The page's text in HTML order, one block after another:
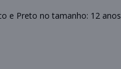
e Preto no tamanho: 12 anos